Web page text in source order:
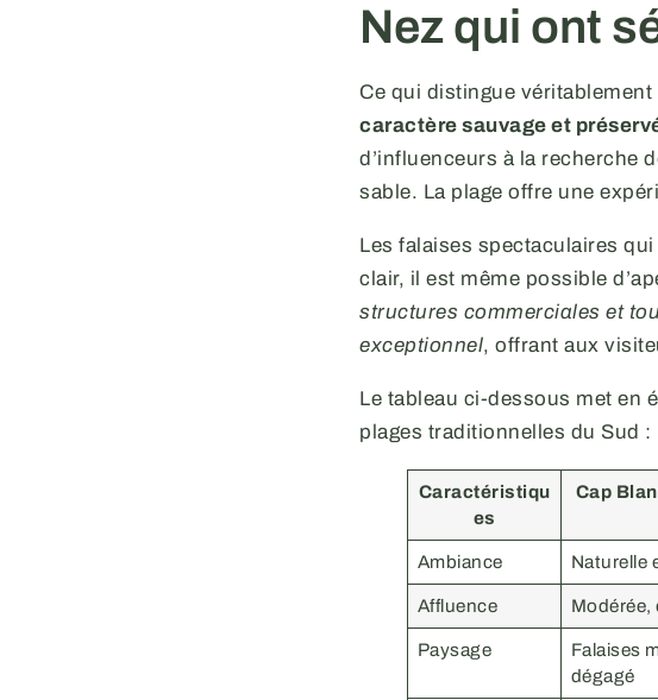
Nez qui ont
Ce qui distingue
caractère sauvage et
d’influenceurs à la recherche
sable. La plage offre une
Les falaises spectaculaires
clair, il est même possible
structures commerciales et
exceptionnel, offrant aux
Le tableau ci-dessous met en
plages traditionnelles du Sud :
Caractéristiqu
es
Cap
Ambiance Naturelle
Affluence Modérée,
Paysage
Falaises
dégagé